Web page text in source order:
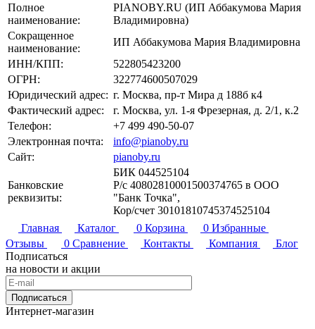
Полное
наименование:
PIANOBY.RU (ИП Аббакумова Мария
Владимировна)
Сокращенное
наименование:
ИП Аббакумова Мария Владимировна
ИНН/КПП:
522805423200
ОГРН:
322774600507029
Юридический адрес: г. Москва, пр-т Мира д 188б к4
Фактический адрес:
г. Москва, ул. 1-я Фрезерная, д. 2/1, к.2
Телефон:
+7 499 490-50-07
Электронная почта:
info@pianoby.ru
Сайт:
pianoby.ru
Банковские
реквизиты:
БИК 044525104
Р/с 40802810001500374765 в ООО
"Банк Точка",
Кор/счет 30101810745374525104
Главная
Каталог 0 Корзина 0 Избранные
Отзывы
0 Сравнение Контакты Компания
Блог
Подписаться
на новости и акции
Подписаться
Интернет-магазин